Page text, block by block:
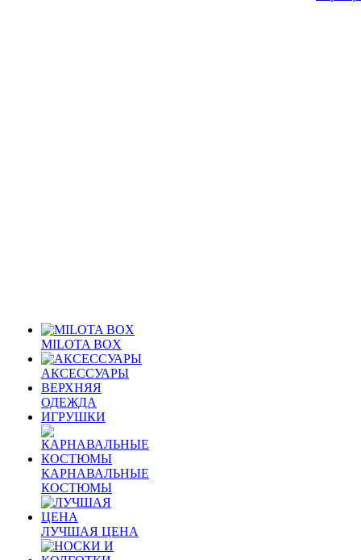
MILOTA BOX
АКСЕССУАРЫ
ВЕРХНЯЯ
ОДЕЖДА
ИГРУШКИ
КАРНАВАЛЬНЫЕ
КОСТЮМЫ
ЛУЧШАЯ ЦЕНА